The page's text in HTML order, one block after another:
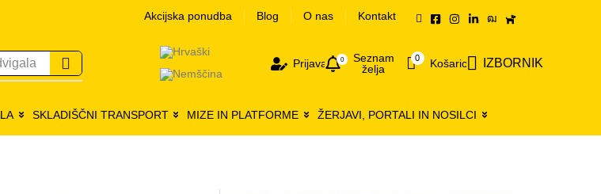
Akcijska ponudba Blog O nas Kontakt
Prijava 0
Seznam
želja
0 Košarica IZBORNIK
SKLADIŠČNI TRANSPORT MIZE IN PLATFORME ŽERJAVI, PORTALI IN NOSILCI